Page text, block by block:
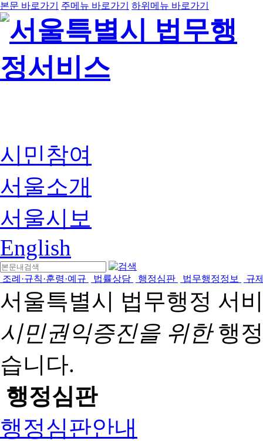
본문 바로가기 주메뉴 바로가기 하위메뉴 바로가기
시민참여
서울소개
서울시보
English
조례·규칙·훈령·예규 법률상담 행정심판 법무행정정보 규
서울특별시 법무행정 서
시민권익증진을 위한행
습니다.
행정심판
행정심판안내